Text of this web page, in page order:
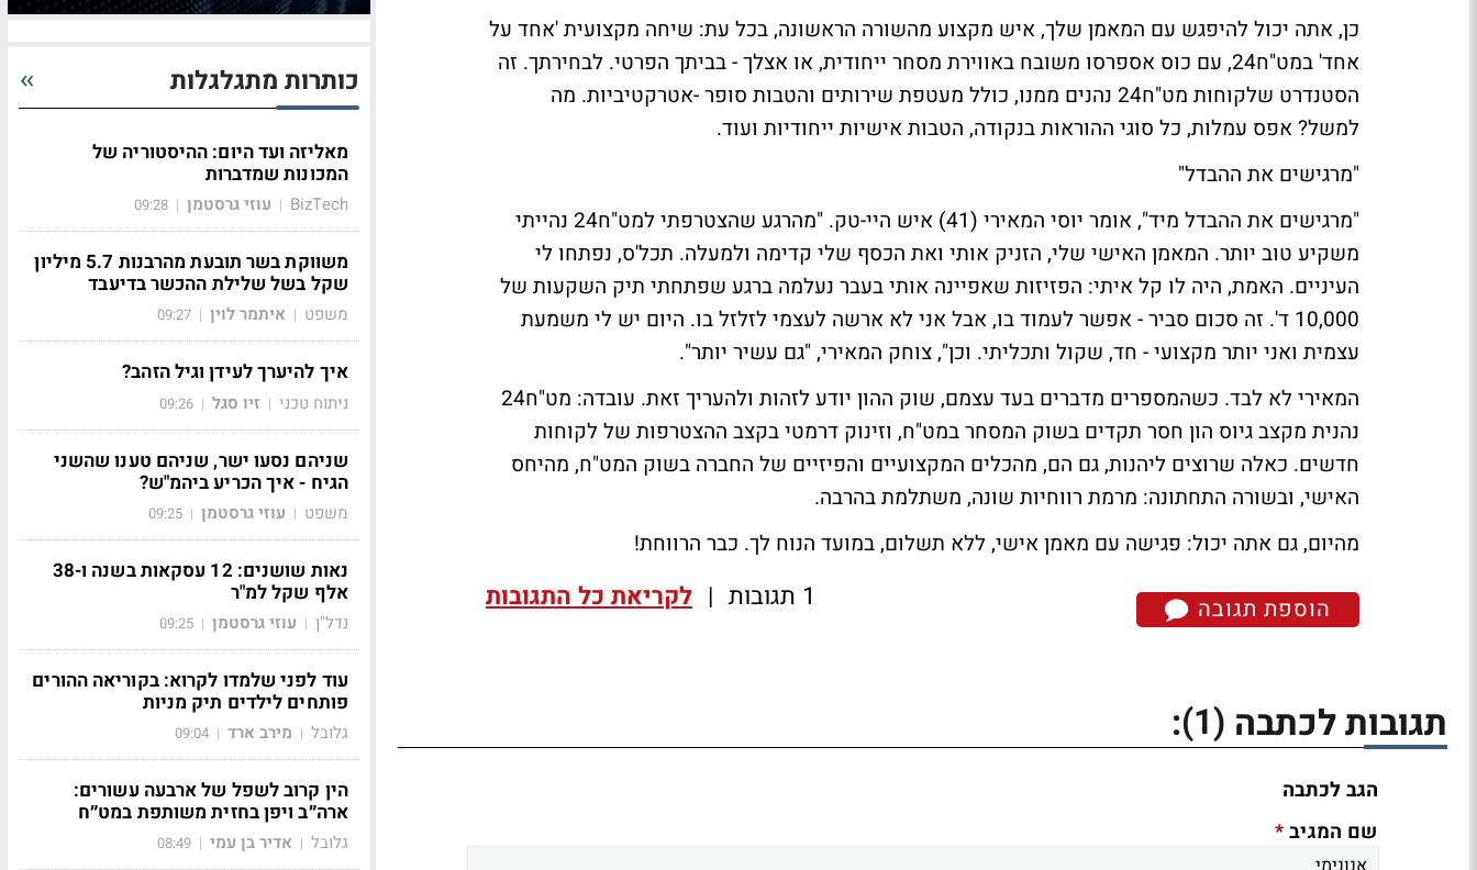
כן, אתה יכול להיפגש עם המאמן שלך, איש מקצוע מהשורה הראשונה, בכל עת: שיחה מקצועית 'אחד על
אחד' במט"ח24, עם כוס אספרסו משובח באווירת מסחר ייחודית, או אצלך - בביתך הפרטי. לבחירתך. זה
הסטנדרט שלקוחות מט"ח24 נהנים ממנו, כולל מעטפת שירותים והטבות סופר -אטרקטיביות. מה
למשל? אפס עמלות, כל סוגי ההוראות בנקודה, הטבות אישיות ייחודיות ועוד.
"מרגישים את ההבדל"
"מרגישים את ההבדל מיד", אומר יוסי המאירי (41) איש היי-טק. "מהרגע שהצטרפתי למט"ח24 נהייתי
משקיע טוב יותר. המאמן האישי שלי, הזניק אותי ואת הכסף שלי קדימה ולמעלה. תכל'ס, נפתחו לי
העיניים. האמת, היה לו קל איתי: הפזיזות שאפיינה אותי בעבר נעלמה ברגע שפתחתי תיק השקעות של
10,000 ד'. זה סכום סביר - אפשר לעמוד בו, אבל אני לא ארשה לעצמי לזלזל בו. היום יש לי משמעת
עצמית ואני יותר מקצועי - חד, שקול ותכליתי. וכן", צוחק המאירי, "גם עשיר יותר".
המאירי לא לבד. כשהמספרים מדברים בעד עצמם, שוק ההון יודע לזהות ולהעריך זאת. עובדה: מט"ח24
נהנית מקצב גיוס הון חסר תקדים בשוק המסחר במט"ח, וזינוק דרמטי בקצב ההצטרפות של לקוחות
חדשים. כאלה שרוצים ליהנות, גם הם, מהכלים המקצועיים והפיזיים של החברה בשוק המט"ח, מהיחס
האישי, ובשורה התחתונה: מרמת רווחיות שונה, משתלמת בהרבה.
מהיום, גם אתה יכול: פגישה עם מאמן אישי, ללא תשלום, במועד הנוח לך. כבר הרווחת!
הוספת תגובה 1 תגובות | לקריאת כל התגובות
תגובות לכתבה (1)
:
הגב לכתבה
שם המגיב*
כותרות מתגלגלות
מאליזה ועד היום: ההיסטוריה של
המכונות שמדברות
BizTech
| עוזי גרסטמן |
09:28
משווקת בשר תובעת מהרבנות 5.7 מיליון
שקל בשל שלילת ההכשר בדיעבד
משפט | איתמר לוין |
09:27
איך להיערך לעידן וגיל הזהב?
ניתוח טכני | זיו סגל |
09:26
שניהם נסעו ישר, שניהם טענו שהשני
הגיח - איך הכריע ביהמ"ש?
משפט | עוזי גרסטמן |
09:25
נאות שושנים: 12 עסקאות בשנה ו-38
אלף שקל למ"ר
נדל"ן | עוזי גרסטמן |
09:25
עוד לפני שלמדו לקרוא: בקוריאה ההורים
פותחים לילדים תיק מניות
גלובל | מירב ארד |
09:04
הין קרוב לשפל של ארבעה עשורים:
ארה״ב ויפן בחזית משותפת במט״ח
גלובל | אדיר בן עמי |
08:49